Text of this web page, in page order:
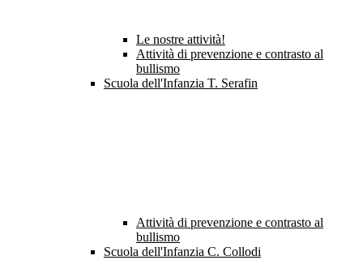
Le nostre attività!
Attività di prevenzione e contrasto al
bullismo
Scuola dell'Infanzia T. Serafin
Attività di prevenzione e contrasto al
bullismo
Scuola dell'Infanzia C. Collodi